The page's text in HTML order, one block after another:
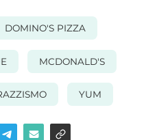
DOMINO'S PIZZA
MCDONALD'S
YUM